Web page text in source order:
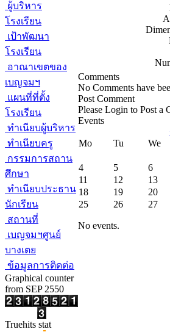
ผู้บริหาร
โรงเรียน
เป้าพัฒนา
โรงเรียน
อาณาเขตของ
เบญจมฯ
แผนที่ที่ตั้ง
โรงเรียน
ทำเนียบผู้บริหาร
ทำเนียบครู
กรรมการสถาน
ศึกษา
ทำเนียบประธาน
นักเรียน
สถานที่
เบญจมฯศูนย์
บางเตย
ข้อมูลการติดต่อ
Graphical counter
from SEP 2550
Truehits stat
Comments
No Comments have
Post Comment
Please Login to Post a
Events
Mo
Tu We
4
5 6
11
12 13
18
19 20
25
26 27
No events.